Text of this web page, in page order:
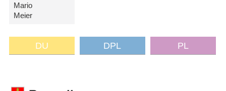
Mario
Meier
DU DPL PL